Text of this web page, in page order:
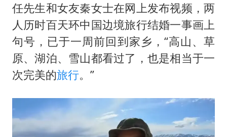
杨某某拒服兵役 不得录用为公务员
新华社权威快报|我国编制完成新版全月地质图
任先生和女友秦女士在网上发布视频，两
人历时百天环中国边境旅行结婚一事画上
句号，已于一周前回到家乡，“高山、草
原、湖泊、雪山都看过了，也是相当于一
次完美的旅行。”